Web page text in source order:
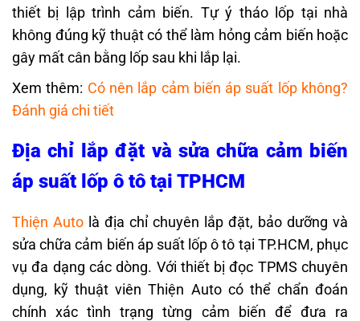
thiết bị lập trình cảm biến. Tự ý tháo lốp tại nhà
không đúng kỹ thuật có thể làm hỏng cảm biến hoặc
gây mất cân bằng lốp sau khi lắp lại.
Xem thêm: Có nên lắp cảm biến áp suất lốp không?
Đánh giá chi tiết
Địa chỉ lắp đặt và sửa chữa cảm biến
áp suất lốp ô tô tại TPHCM
Thiện Auto là địa chỉ chuyên lắp đặt, bảo dưỡng và
sửa chữa cảm biến áp suất lốp ô tô tại TP.HCM, phục
vụ đa dạng các dòng. Với thiết bị đọc TPMS chuyên
dụng, kỹ thuật viên Thiện Auto có thể chẩn đoán
chính xác tình trạng từng cảm biến để đưa ra